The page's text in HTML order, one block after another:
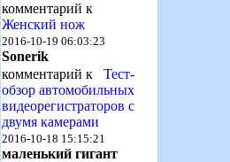
комментарий к
Женский нож
2016-10-19 06:03:23
Sonerik
комментарий к Тест-
обзор автомобильных
видеорегистраторов с
двумя камерами
2016-10-18 15:15:21
маленький гигант